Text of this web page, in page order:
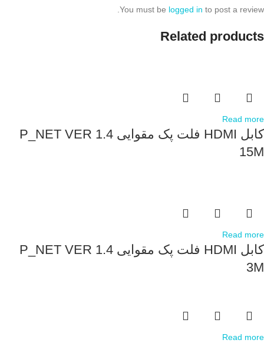
You must be logged in to post a review.
Related products
Read more
کابل HDMI فلت پک مقوایی P_NET VER 1.4
15M
Read more
کابل HDMI فلت پک مقوایی P_NET VER 1.4
3M
Read more